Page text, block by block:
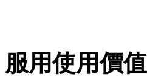
服用使用價值